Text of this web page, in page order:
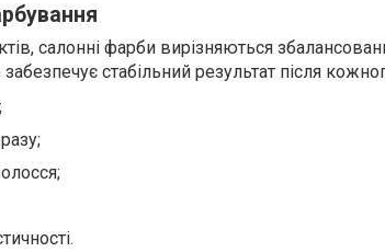
салонні фарби вирізняються
стабільний результат після